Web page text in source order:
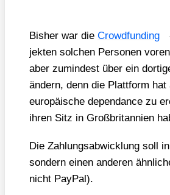
Bis­her war die Crowd­fun­ding
jek­ten sol­chen Per­so­nen
aber zumin­dest über ein
ändern, denn die Platt­form
euro­päi­sche depen­dance zu
ihren Sitz in Groß­bri­tan­ni­en
Die Zah­lungs­ab­wick­lung soll
son­dern einen ande­ren
nicht Pay­Pal).